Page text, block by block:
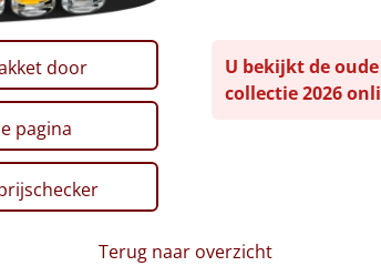
door
pagina
U bekijkt de
collectie 2026
Terug naar overzicht